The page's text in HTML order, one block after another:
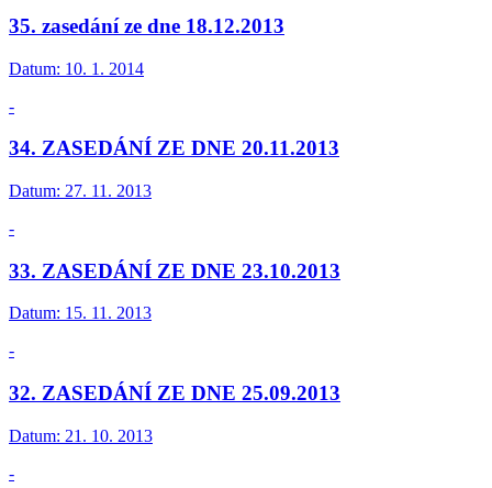
35. zasedání ze dne 18.12.2013
Datum: 10. 1. 2014
-
34. ZASEDÁNÍ ZE DNE 20.11.2013
Datum: 27. 11. 2013
-
33. ZASEDÁNÍ ZE DNE 23.10.2013
Datum: 15. 11. 2013
-
32. ZASEDÁNÍ ZE DNE 25.09.2013
Datum: 21. 10. 2013
-